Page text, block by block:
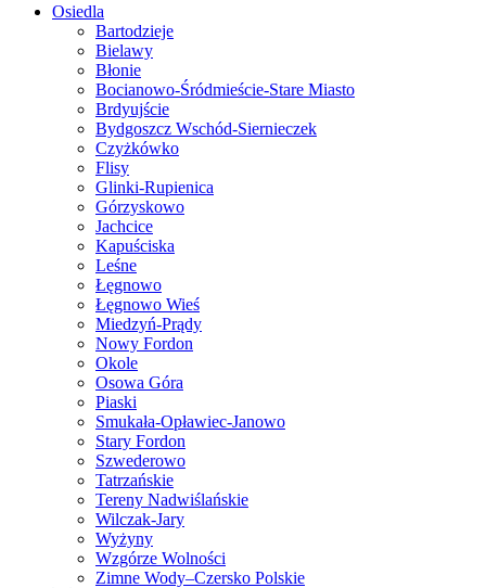
Osiedla
Bartodzieje
Bielawy
Błonie
Bocianowo-Śródmieście-Stare Miasto
Brdyujście
Bydgoszcz Wschód-Siernieczek
Czyżkówko
Flisy
Glinki-Rupienica
Górzyskowo
Jachcice
Kapuściska
Leśne
Łęgnowo
Łęgnowo Wieś
Miedzyń-Prądy
Nowy Fordon
Okole
Osowa Góra
Piaski
Smukała-Opławiec-Janowo
Stary Fordon
Szwederowo
Tatrzańskie
Tereny Nadwiślańskie
Wilczak-Jary
Wyżyny
Wzgórze Wolności
Zimne Wody–Czersko Polskie